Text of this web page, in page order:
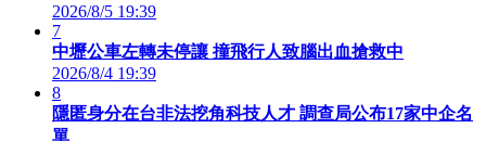
2026/8/5 19:39
7
中壢公車左轉未停讓 撞飛行人致腦出血搶救中
2026/8/4 19:39
8
隱匿身分在台非法挖角科技人才 調查局公布17家中企名
單